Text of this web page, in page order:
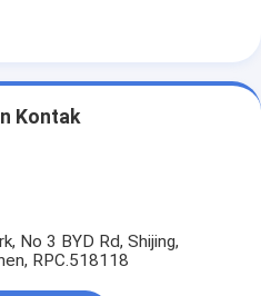
mobil
Kontak
No 3 BYD Rd, Shijing,
RPC.518118